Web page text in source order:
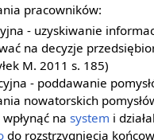
pracowników:
- uzyskiwanie
na decyzje
M. 2011 s. 185)
- poddawanie
nowatorskich
na system i
do rozstrzygnięcia